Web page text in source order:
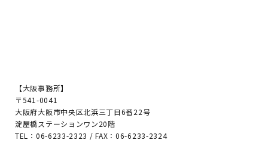
【大阪事務所】
〒541-0041
大阪府大阪市中央区北浜三丁目6番22号
淀屋橋ステーションワン20階
TEL：06-6233-2323 / FAX：06-6233-2324